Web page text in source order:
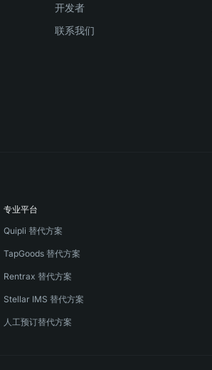
开发者
联系我们
专业平台
Quipli 替代方案
TapGoods 替代方案
Rentrax 替代方案
Stellar IMS 替代方案
人工预订替代方案